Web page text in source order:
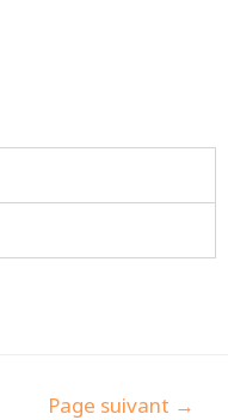
Page suivant →